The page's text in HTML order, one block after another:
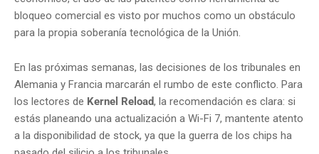
bloqueo comercial es visto por muchos como un obstáculo
para la propia soberanía tecnológica de la Unión.
En las próximas semanas, las decisiones de los tribunales en
Alemania y Francia marcarán el rumbo de este conflicto. Para
los lectores de Kernel Reload, la recomendación es clara: si
estás planeando una actualización a Wi-Fi 7, mantente atento
a la disponibilidad de stock, ya que la guerra de los chips ha